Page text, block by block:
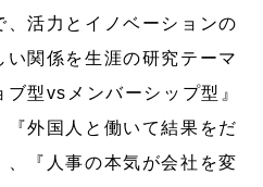
、活力とイノベーションの
関係を生涯の研究テーマ
型vsメンバーシップ型』
『外国人と働いて結果をだ
『人事の本気が会社を変